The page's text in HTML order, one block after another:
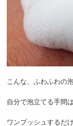
こんな、ふわふわの
自分で泡立てる手間
ワンプッシュするだ